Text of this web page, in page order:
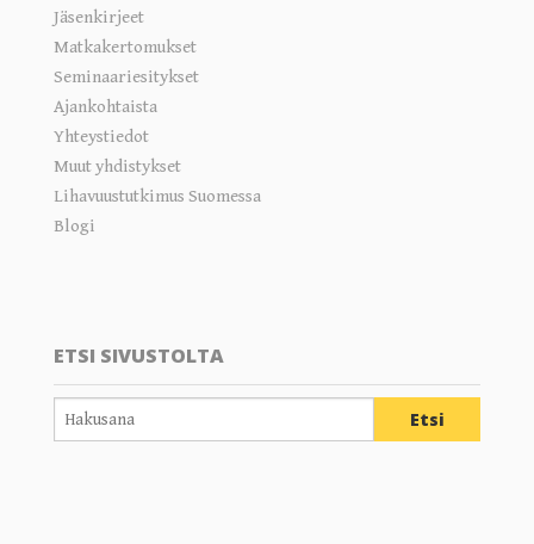
Jäsenkirjeet
Matkakertomukset
Seminaariesitykset
Ajankohtaista
Yhteystiedot
Muut yhdistykset
Lihavuustutkimus Suomessa
Blogi
ETSI SIVUSTOLTA